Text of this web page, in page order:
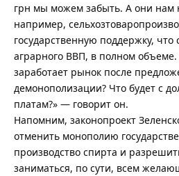
грн мы можем забыть. А они нам
например,
государственную поддержку, что
аграрного ВВП, в полном
заработает рынок после
демонополизации? Что будет с
платам?» — говорит он.
Напомним, законопроект
отменить монополию
производство спирта и
заниматься, по сути, всем